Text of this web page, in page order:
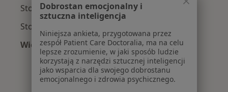
Stomatolodzy z NFZ w Gdańsku
Stomatolodzy z Signal Iduna w Gdańsku
Więcej (5)
Więcej w kategorii: Najpopularniejsze
Dobrostan emocjonalny i
sztuczna inteligencja
Niniejsza ankieta, przygotowana przez
zespół Patient Care Doctoralia, ma na celu
lepsze zrozumienie, w jaki sposób ludzie
korzystają z narzędzi sztucznej inteligencji
jako wsparcia dla swojego dobrostanu
emocjonalnego i zdrowia psychicznego.